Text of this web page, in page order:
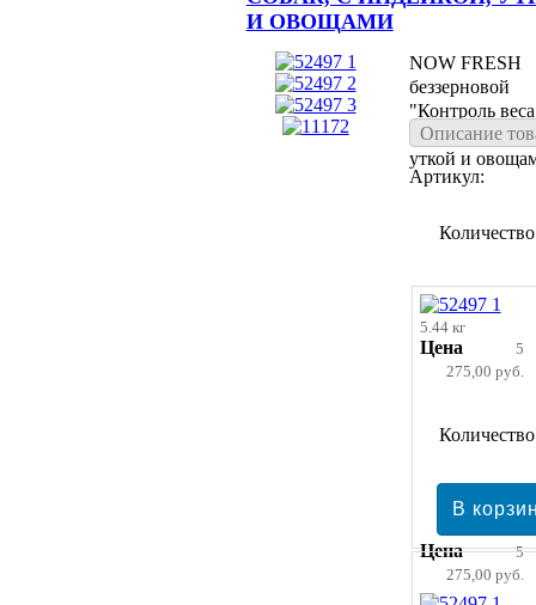
И ОВОЩАМИ
NOW FRESH
беззерновой
"Контроль
собак, с
уткой и
Описание
Артикул:
5.44 кг
Цена
5
275,00 руб.
Цена
5
275,00 руб.